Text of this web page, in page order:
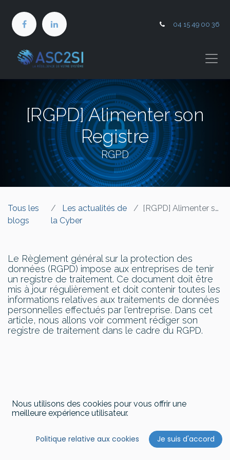
04 15 49 00 36
[RGPD] Alimenter son
Registre
RGPD
Tous les
blogs
Les actualités de
la Cyber
[RGPD] Alimenter son Registre
Le Règlement général sur la protection des
données (RGPD) impose aux entreprises de tenir
un registre de traitement. Ce document doit être
mis à jour régulièrement et doit contenir toutes les
informations relatives aux traitements de données
personnelles effectués par l'entreprise. Dans cet
article, nous allons voir comment rédiger son
registre de traitement dans le cadre du RGPD.
Nous utilisons des cookies pour vous offrir une
meilleure expérience utilisateur.
Politique relative aux cookies Je suis d'accord